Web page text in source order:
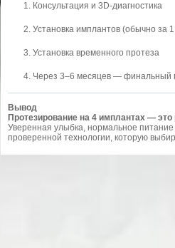
Консультация и 3D-диагностика
Установка имплантов (обычно за
Установка временного протеза
Через 3–6 месяцев — финальный
Вывод
Протезирование на 4 имплантах —
Уверенная улыбка, нормальное
проверенной технологии, которую